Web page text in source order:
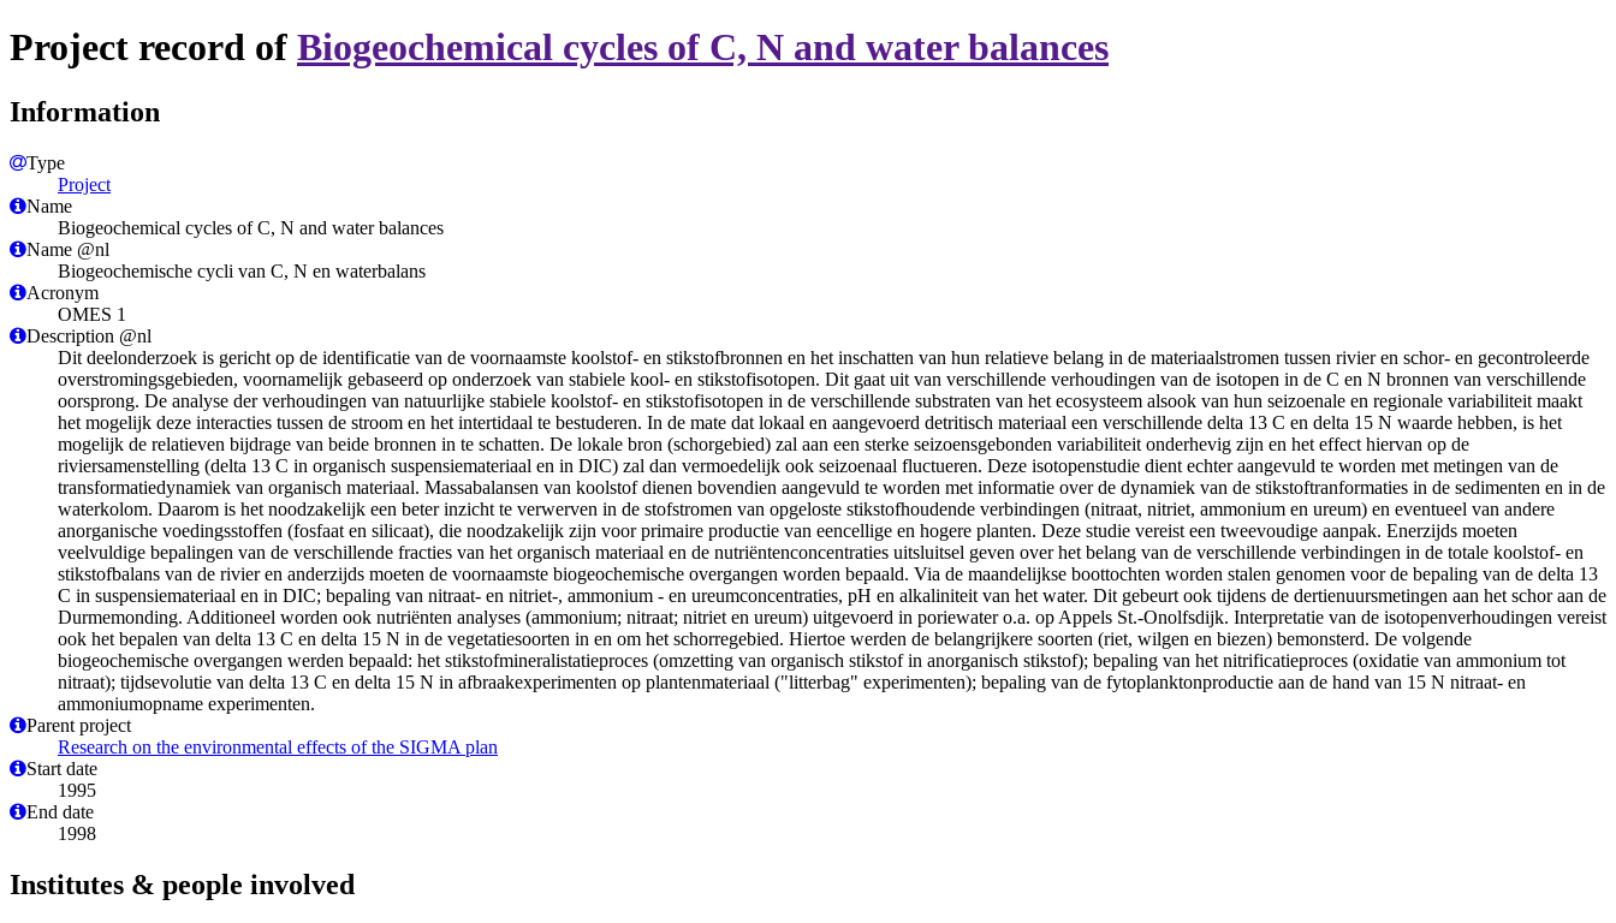
Project record of Biogeochemical cycles of C, N and water balances
Information
Type
Project
Name
Biogeochemical cycles of C, N and water balances
Name @nl
Biogeochemische cycli van C, N en waterbalans
Acronym
OMES 1
Description @nl
Dit deelonderzoek is gericht op de identificatie van de voornaamste koolstof- en stikstofbronnen en het inschatten van hun relatieve belang in de materiaalstromen tussen rivier en schor- en gecontroleerde
overstromingsgebieden, voornamelijk gebaseerd op onderzoek van stabiele kool- en stikstofisotopen. Dit gaat uit van verschillende verhoudingen van de isotopen in de C en N bronnen van verschillende
oorsprong. De analyse der verhoudingen van natuurlijke stabiele koolstof- en stikstofisotopen in de verschillende substraten van het ecosysteem alsook van hun seizoenale en regionale variabiliteit maakt
het mogelijk deze interacties tussen de stroom en het intertidaal te bestuderen. In de mate dat lokaal en aangevoerd detritisch materiaal een verschillende delta 13 C en delta 15 N waarde hebben, is het
mogelijk de relatieven bijdrage van beide bronnen in te schatten. De lokale bron (schorgebied) zal aan een sterke seizoensgebonden variabiliteit onderhevig zijn en het effect hiervan op de
riviersamenstelling (delta 13 C in organisch suspensiemateriaal en in DIC) zal dan vermoedelijk ook seizoenaal fluctueren. Deze isotopenstudie dient echter aangevuld te worden met metingen van de
transformatiedynamiek van organisch materiaal. Massabalansen van koolstof dienen bovendien aangevuld te worden met informatie over de dynamiek van de stikstoftranformaties in de sedimenten en in de
waterkolom. Daarom is het noodzakelijk een beter inzicht te verwerven in de stofstromen van opgeloste stikstofhoudende verbindingen (nitraat, nitriet, ammonium en ureum) en eventueel van andere
anorganische voedingsstoffen (fosfaat en silicaat), die noodzakelijk zijn voor primaire productie van eencellige en hogere planten. Deze studie vereist een tweevoudige aanpak. Enerzijds moeten
veelvuldige bepalingen van de verschillende fracties van het organisch materiaal en de nutriëntenconcentraties uitsluitsel geven over het belang van de verschillende verbindingen in de totale koolstof- en
stikstofbalans van de rivier en anderzijds moeten de voornaamste biogeochemische overgangen worden bepaald. Via de maandelijkse boottochten worden stalen genomen voor de bepaling van de delta 13
C in suspensiemateriaal en in DIC; bepaling van nitraat- en nitriet-, ammonium - en ureumconcentraties, pH en alkaliniteit van het water. Dit gebeurt ook tijdens de dertienuursmetingen aan het schor aan de
Durmemonding. Additioneel worden ook nutriënten analyses (ammonium; nitraat; nitriet en ureum) uitgevoerd in poriewater o.a. op Appels St.-Onolfsdijk. Interpretatie van de isotopenverhoudingen vereist
ook het bepalen van delta 13 C en delta 15 N in de vegetatiesoorten in en om het schorregebied. Hiertoe werden de belangrijkere soorten (riet, wilgen en biezen) bemonsterd. De volgende
biogeochemische overgangen werden bepaald: het stikstofmineralistatieproces (omzetting van organisch stikstof in anorganisch stikstof); bepaling van het nitrificatieproces (oxidatie van ammonium tot
nitraat); tijdsevolutie van delta 13 C en delta 15 N in afbraakexperimenten op plantenmateriaal ("litterbag" experimenten); bepaling van de fytoplanktonproductie aan de hand van 15 N nitraat- en
ammoniumopname experimenten.
Parent project
Research on the environmental effects of the SIGMA plan
Start date
1995
End date
1998
Institutes & people involved